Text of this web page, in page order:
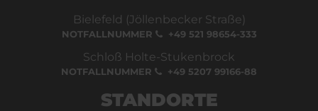
Bielefeld (Jöllenbecker Straße)
NOTFALLNUMMER +49 521 98654-333
Schloß Holte-Stukenbrock
NOTFALLNUMMER +49 5207 99166-88
STANDORTE